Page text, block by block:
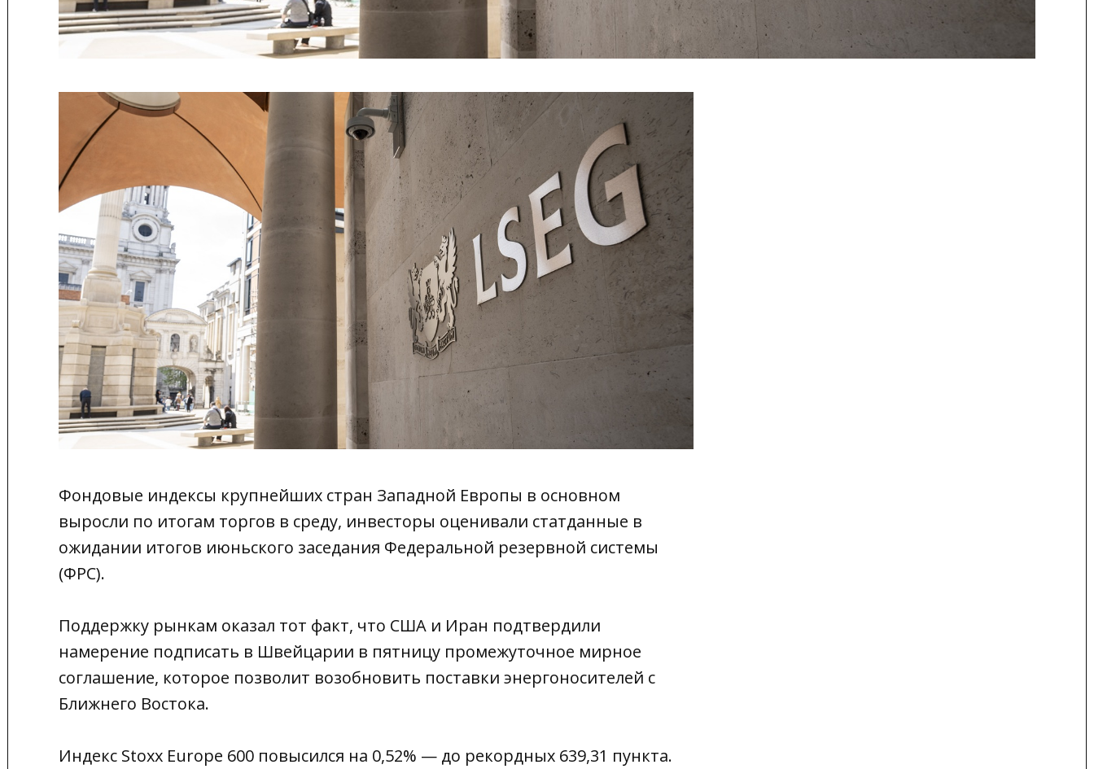
Фондовые индексы крупнейших стран Западной Европы в основном
выросли по итогам торгов в среду, инвесторы оценивали статданные в
ожидании итогов июньского заседания Федеральной резервной системы
(ФРС).
Поддержку рынкам оказал тот факт, что США и Иран подтвердили
намерение подписать в Швейцарии в пятницу промежуточное мирное
соглашение, которое позволит возобновить поставки энергоносителей с
Ближнего Востока.
Индекс Stoxx Europe 600 повысился на 0,52% — до рекордных 639,31 пункта.